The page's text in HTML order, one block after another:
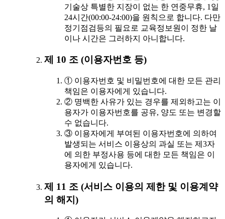
기술상 특별한 지장이 없는 한 연중무휴, 1일
24시간(00:00-24:00)을 원칙으로 합니다. 다만
정기점검등의 필요로 교육정보원이 정한 날
이나 시간은 그러하지 아니합니다.
제 10 조 (이용자번호 등)
① 이용자번호 및 비밀번호에 대한 모든 관리
책임은 이용자에게 있습니다.
② 명백한 사유가 있는 경우를 제외하고는 이
용자가 이용자번호를 공유, 양도 또는 변경할
수 없습니다.
③ 이용자에게 부여된 이용자번호에 의하여
발생되는 서비스 이용상의 과실 또는 제3자
에 의한 부정사용 등에 대한 모든 책임은 이
용자에게 있습니다.
제 11 조 (서비스 이용의 제한 및 이용계약
의 해지)